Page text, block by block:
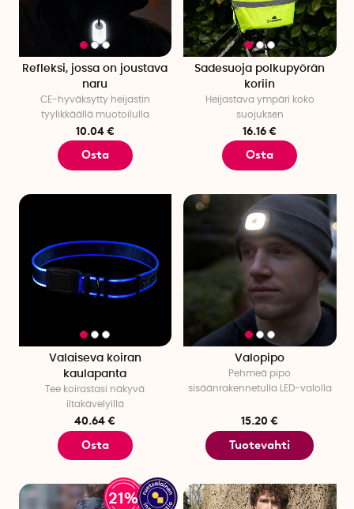
Refleksi, jossa on joustava
naru
CE-hyväksytty heijastin
tyylikkäällä muotoilulla
10.04 €
Osta
Sadesuoja polkupyörän
koriin
Heijastava ympäri koko
suojuksen
16.16 €
Osta
Valaiseva koiran
kaulapanta
Tee koirastasi näkyvä
iltakävelyillä
40.64 €
Osta
Valopipo
Pehmeä pipo
sisäänrakennetulla LED-valolla
15.20 €
Tuotevahti
21%